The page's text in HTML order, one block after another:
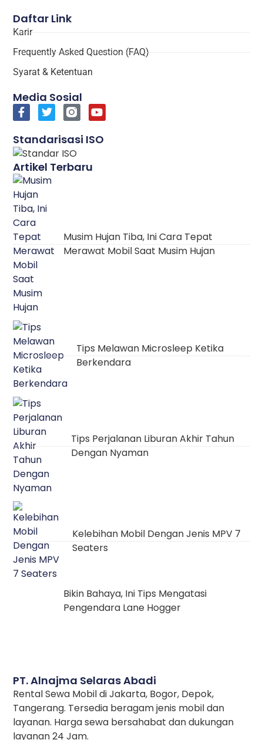
PT. Alnajma Selaras Abadi
Rental Sewa Mobil di Jakarta, Bogor, Depok,
Tangerang. Tersedia beragam jenis mobil dan
layanan. Harga sewa bersahabat dan dukungan
layanan 24 Jam.
Artikel Terbaru
Musim Hujan Tiba, Ini Cara Tepat
Merawat Mobil Saat Musim Hujan
Tips Melawan Microsleep Ketika
Berkendara
Tips Perjalanan Liburan Akhir Tahun
Dengan Nyaman
Kelebihan Mobil Dengan Jenis MPV 7
Seaters
Bikin Bahaya, Ini Tips Mengatasi
Pengendara Lane Hogger
Daftar Link
Karir
Frequently Asked Question (FAQ)
Syarat & Ketentuan
Media Sosial
Standarisasi ISO